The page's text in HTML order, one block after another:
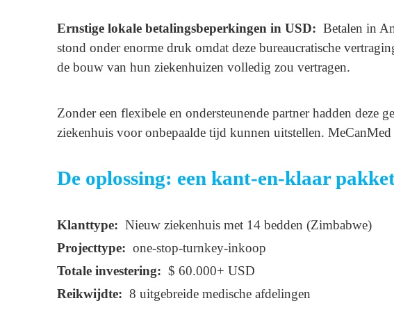
Ernstige lokale betalingsbeperkingen in USD: Betalen in
stond onder enorme druk omdat deze bureaucratische
de bouw van hun ziekenhuizen volledig zou vertragen.
Zonder een flexibele en ondersteunende partner hadden
ziekenhuis voor onbepaalde tijd kunnen uitstellen.
De oplossing: een kant-en-klaar
Klanttype: Nieuw ziekenhuis met 14 bedden (Zimbabwe)
Projecttype: one-stop-turnkey-inkoop
Totale investering: $ 60.000+ USD
Reikwijdte: 8 uitgebreide medische afdelingen